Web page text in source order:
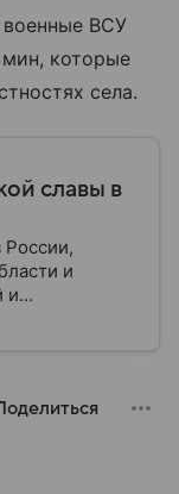
ВСУ
мин, которые
села.
славы в
и
и
Город